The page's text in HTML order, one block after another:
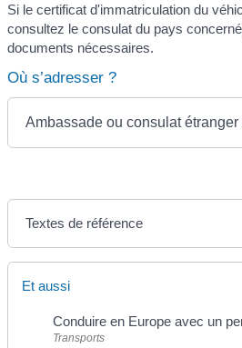
Si le certificat d'immatriculation du
consultez le consulat du pays
documents nécessaires.
Où s’adresser ?
Ambassade ou consulat
Textes de référence
Et aussi
Conduire en Europe avec un
Transports